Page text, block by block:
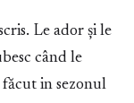
Le ador și le
când le
in sezonul